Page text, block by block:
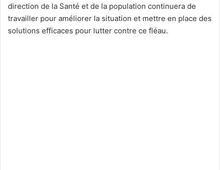
direction de la Santé et de la population continuera de
travailler pour améliorer la situation et mettre en place des
solutions efficaces pour lutter contre ce fléau.